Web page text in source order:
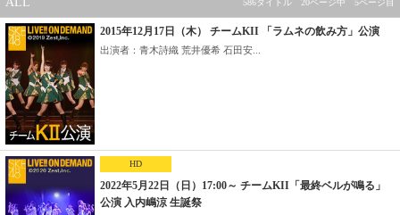
586タイトル 20ページ中 5ページ目
2015年12月17日（木） チームKII 「ラムネの飲み方」公演
出演者：青木詩織 荒井優希 石田安...
HD
2022年5月22日（日）17:00～ チームKII「最終ベルが鳴る」
公演 入内嶋涼 生誕祭